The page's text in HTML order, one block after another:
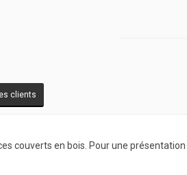
clients
couverts en bois. Pour une